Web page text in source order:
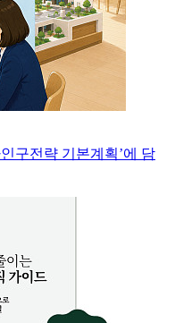
구전략 기본계획’에 담